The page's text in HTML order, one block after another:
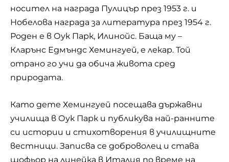
носител на награда Пулицър през 1953 г. и
Нобелова награда за литература през 1954 г.
Роден е в Оук Парк, Илинойс. Баща му –
Кларънс Едмъндс Хемингуей, е лекар. Той
отрано го учи да обича живота сред
природата.
Като дете Хемингуей посещава държавни
училища в Оук Парк и публикува най-ранните
си истории и стихотворения в училищните
вестници. Записва се доброволец и става
шофьор на линейка в Италия по време на